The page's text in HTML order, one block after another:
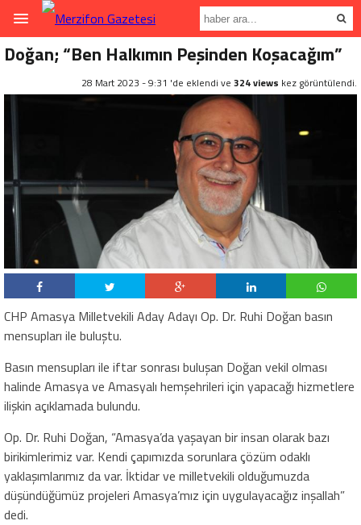
Doğan; “Ben Halkımın Peşinden Koşacağım”
28 Mart 2023 - 9:31 'de eklendi ve 324 views kez görüntülendi.
CHP Amasya Milletvekili Aday Adayı Op. Dr. Ruhi Doğan basın
mensupları ile buluştu.
Basın mensupları ile iftar sonrası buluşan Doğan vekil olması
halinde Amasya ve Amasyalı hemşehrileri için yapacağı hizmetlere
ilişkin açıklamada bulundu.
Op. Dr. Ruhi Doğan, “Amasya’da yaşayan bir insan olarak bazı
birikimlerimiz var. Kendi çapımızda sorunlara çözüm odaklı
yaklaşımlarımız da var. İktidar ve milletvekili olduğumuzda
düşündüğümüz projeleri Amasya’mız için uygulayacağız inşallah”
dedi.